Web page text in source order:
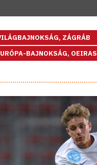
ZÁGRÁB
BAJNOKSÁG, OEIRAS